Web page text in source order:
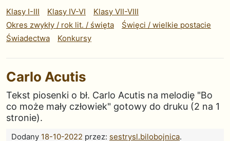
Klasy I-III Klasy IV-VI
Klasy VII-VIII
Okres zwykły / rok lit. / święta
Święci / wielkie postacie
Świadectwa
Konkursy
Carlo Acutis
Tekst piosenki o bł. Carlo Acutis na melodię "Bo
co może mały człowiek" gotowy do druku (2 na 1
stronie).
Dodany 18-10-2022 przez: sestrysl.bilobojnica.